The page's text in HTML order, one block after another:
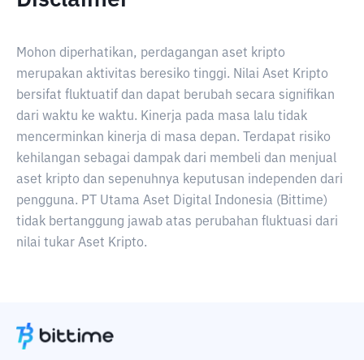
Mohon diperhatikan, perdagangan aset kripto
merupakan aktivitas beresiko tinggi. Nilai Aset Kripto
bersifat fluktuatif dan dapat berubah secara signifikan
dari waktu ke waktu. Kinerja pada masa lalu tidak
mencerminkan kinerja di masa depan. Terdapat risiko
kehilangan sebagai dampak dari membeli dan menjual
aset kripto dan sepenuhnya keputusan independen dari
pengguna. PT Utama Aset Digital Indonesia (Bittime)
tidak bertanggung jawab atas perubahan fluktuasi dari
nilai tukar Aset Kripto.